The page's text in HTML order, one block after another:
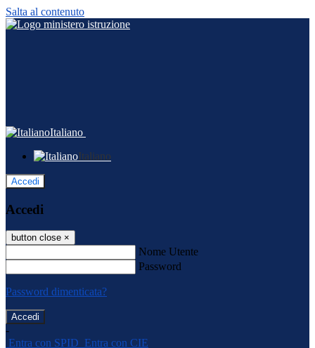
Salta al contenuto
Italiano
Italiano
Accedi
Accedi
button close ×
Nome Utente
Password
Password dimenticata?
-
Entra con SPID Entra con CIE